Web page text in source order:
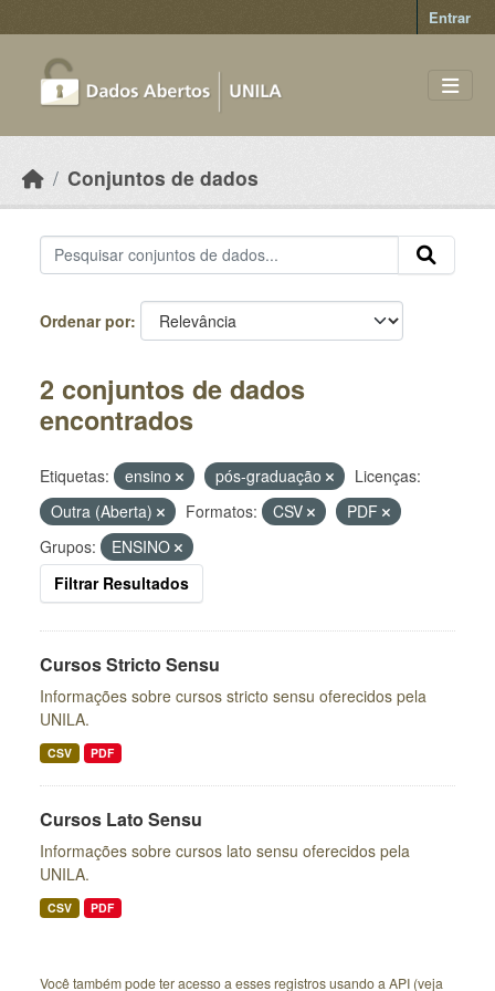
Entrar
Conjuntos de dados
Ordenar por
2 conjuntos de dados
encontrados
Etiquetas: ensino pós-graduação
Licenças:
Outra (Aberta)
Formatos: CSV
PDF
Grupos:
ENSINO
Filtrar Resultados
Cursos Stricto Sensu
Informações sobre cursos stricto sensu oferecidos pela
UNILA.
CSV PDF
Cursos Lato Sensu
Informações sobre cursos lato sensu oferecidos pela
UNILA.
CSV PDF
Você também pode ter acesso a esses registros usando a API (veja